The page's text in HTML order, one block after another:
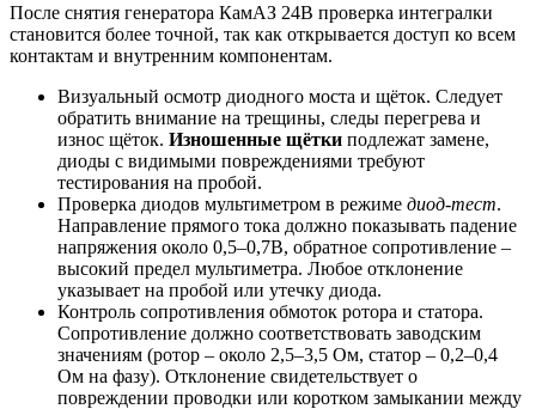
После снятия генератора КамАЗ 24В проверка интегралки
становится более точной, так как открывается доступ ко всем
контактам и внутренним компонентам.
Визуальный осмотр диодного моста и щёток. Следует
обратить внимание на трещины, следы перегрева и
износ щёток. Изношенные щётки подлежат замене,
диоды с видимыми повреждениями требуют
тестирования на пробой.
Проверка диодов мультиметром в режиме диод-тест.
Направление прямого тока должно показывать падение
напряжения около 0,5–0,7В, обратное сопротивление –
высокий предел мультиметра. Любое отклонение
указывает на пробой или утечку диода.
Контроль сопротивления обмоток ротора и статора.
Сопротивление должно соответствовать заводским
значениям (ротор – около 2,5–3,5 Ом, статор – 0,2–0,4
Ом на фазу). Отклонение свидетельствует о
повреждении проводки или коротком замыкании между